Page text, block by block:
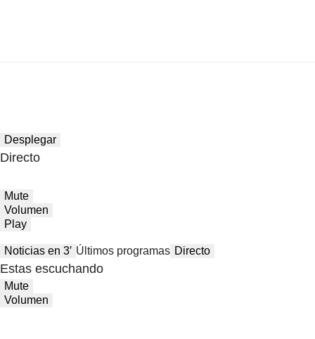
Desplegar
Directo
Mute
Volumen
Play
Noticias en 3′ Últimos programas Directo
Estas escuchando
Mute
Volumen